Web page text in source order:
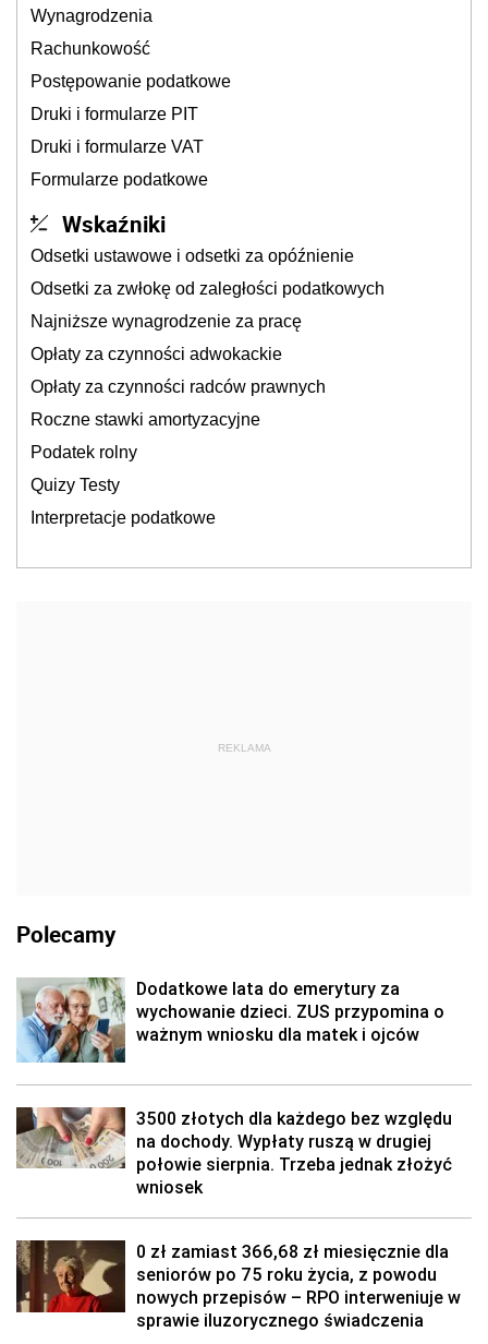
Wynagrodzenia
Rachunkowość
Postępowanie podatkowe
Druki i formularze PIT
Druki i formularze VAT
Formularze podatkowe
Wskaźniki
Odsetki ustawowe i odsetki za opóźnienie
Odsetki za zwłokę od zaległości podatkowych
Najniższe wynagrodzenie za pracę
Opłaty za czynności adwokackie
Opłaty za czynności radców prawnych
Roczne stawki amortyzacyjne
Podatek rolny
Quizy Testy
Interpretacje podatkowe
REKLAMA
Polecamy
Dodatkowe lata do emerytury za
wychowanie dzieci. ZUS przypomina o
ważnym wniosku dla matek i ojców
3500 złotych dla każdego bez względu
na dochody. Wypłaty ruszą w drugiej
połowie sierpnia. Trzeba jednak złożyć
wniosek
0 zł zamiast 366,68 zł miesięcznie dla
seniorów po 75 roku życia, z powodu
nowych przepisów – RPO interweniuje w
sprawie iluzorycznego świadczenia